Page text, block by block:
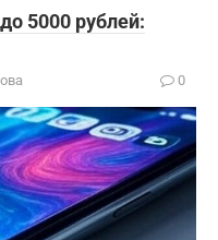
5000 рублей:
0